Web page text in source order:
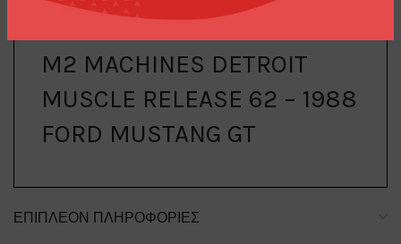
M2 MACHINES DETROIT
MUSCLE RELEASE 62 – 1988
FORD MUSTANG GT
ΕΠΙΠΛΈΟΝ ΠΛΗΡΟΦΟΡΊΕΣ